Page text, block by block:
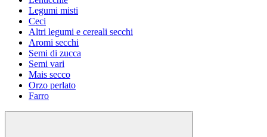
Legumi misti
Ceci
Altri legumi e cereali secchi
Aromi secchi
Semi di zucca
Semi vari
Mais secco
Orzo perlato
Farro